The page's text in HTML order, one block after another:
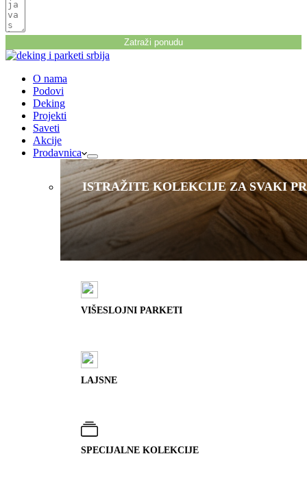
Zatraži ponudu
O nama
Podovi
Deking
Projekti
Saveti
Akcije
Prodavnica
ISTRAŽITE KOLEKCIJE ZA SVAKI
VIŠESLOJNI PARKETI
LAJSNE
SPECIJALNE KOLEKCIJE